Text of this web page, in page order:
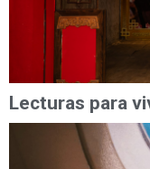
Lecturas para